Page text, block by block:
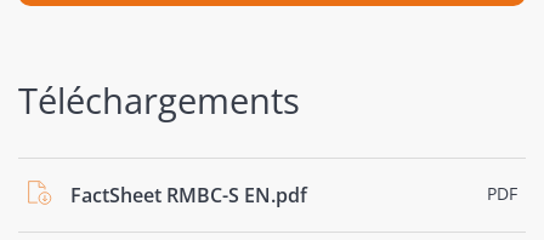
Téléchargements
FactSheet RMBC-S EN.pdf PDF